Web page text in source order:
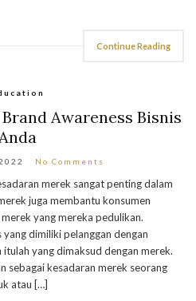
Continue Reading
Awareness Bisnis
No Comments
merek sangat penting dalam
juga membantu konsumen
yang mereka pedulikan.
dimiliki pelanggan dengan
yang dimaksud dengan merek.
sebagai kesadaran merek seorang
atau […]